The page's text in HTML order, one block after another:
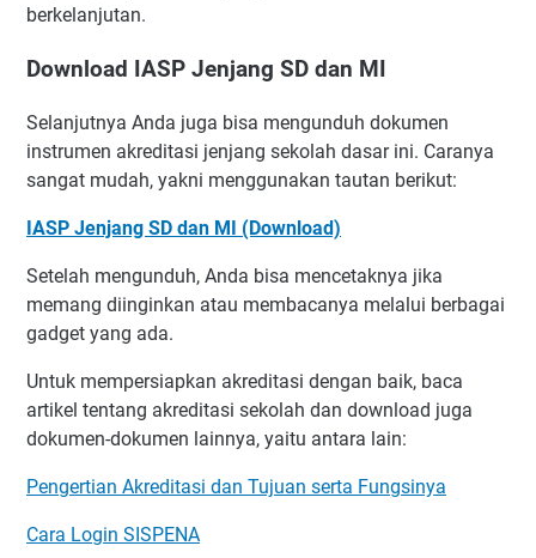
berkelanjutan.
Download IASP Jenjang SD dan MI
Selanjutnya Anda juga bisa mengunduh dokumen
instrumen akreditasi jenjang sekolah dasar ini. Caranya
sangat mudah, yakni menggunakan tautan berikut:
IASP Jenjang SD dan MI (Download)
Setelah mengunduh, Anda bisa mencetaknya jika
memang diinginkan atau membacanya melalui berbagai
gadget yang ada.
Untuk mempersiapkan akreditasi dengan baik, baca
artikel tentang akreditasi sekolah dan download juga
dokumen-dokumen lainnya, yaitu antara lain:
Pengertian Akreditasi dan Tujuan serta Fungsinya
Cara Login SISPENA